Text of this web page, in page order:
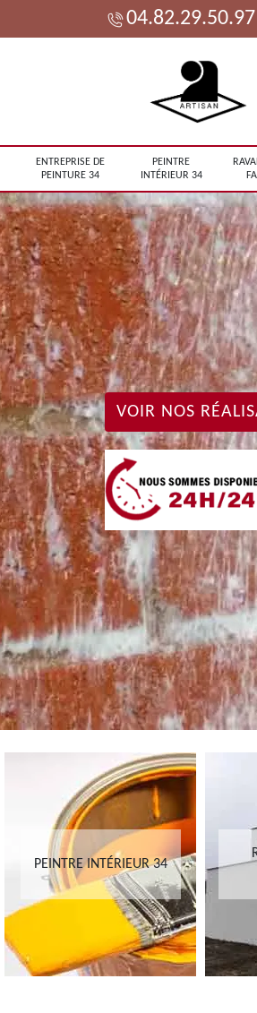
04.82.29.50.97
ENTREPRISE DE
PEINTURE 34
PEINTRE
INTÉRIEUR 34
VOIR NOS
PEINTRE INTÉRIEUR 34